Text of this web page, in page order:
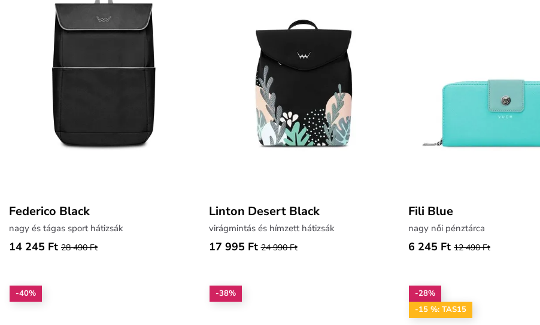
Federico Black
nagy és tágas sport hátizsák
14 245 Ft 28 490 Ft
Linton Desert Black
virágmintás és hímzett hátizsák
17 995 Ft 24 990 Ft
Fili Blue
nagy női pénztárca
6 245 Ft 12 490 Ft
-40% -38%
-28%
-15 %: TAS15